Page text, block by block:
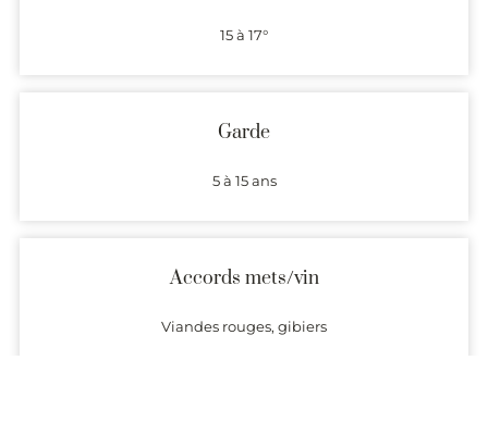
15 à 17°
Garde
5 à 15 ans
Accords mets/vin
Viandes rouges, gibiers